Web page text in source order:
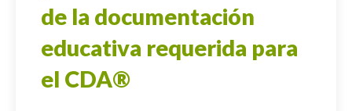
de la documentación
educativa requerida para
el CDA®